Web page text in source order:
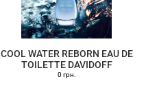
COOL WATER REBORN EAU DE
TOILETTE DAVIDOFF
0 грн.